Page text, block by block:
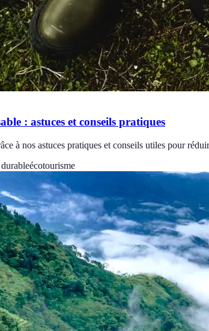
: astuces et conseils pratiques
à nos astuces pratiques et conseils utiles pour
écotourisme